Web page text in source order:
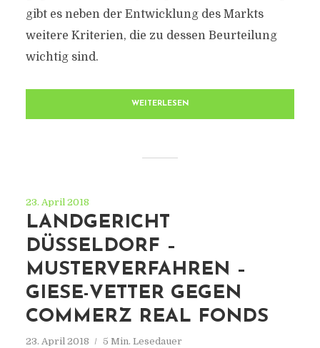
gibt es neben der Entwicklung des Markts
weitere Kriterien, die zu dessen Beurteilung
wichtig sind.
WEITERLESEN
23. April 2018
LANDGERICHT
DÜSSELDORF –
MUSTERVERFAHREN –
GIESE-VETTER GEGEN
COMMERZ REAL FONDS
23. April 2018 5 Min. Lesedauer